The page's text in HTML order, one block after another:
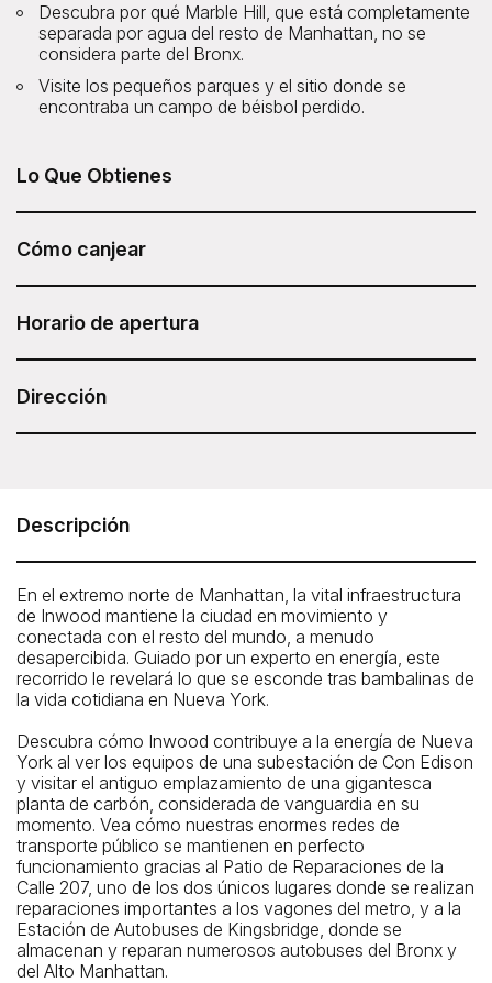
Descubra por qué Marble Hill, que está completamente
separada por agua del resto de Manhattan, no se
considera parte del Bronx.
Visite los pequeños parques y el sitio donde se
encontraba un campo de béisbol perdido.
Lo Que Obtienes
Tour, desde Untapped New York, está incluído no seu
Sesame Attraction Pass.
Cómo canjear
vaya a su cuenta para reservar su boleto.
Horario de apertura
Duración: 2,5 horas
Dirección
The group meets on the sidewalk at the exit of the
Dyckman St. 1 Train station (There is only one exit.)
Descripción
En el extremo norte de Manhattan, la vital infraestructura
de Inwood mantiene la ciudad en movimiento y
conectada con el resto del mundo, a menudo
desapercibida. Guiado por un experto en energía, este
recorrido le revelará lo que se esconde tras bambalinas de
la vida cotidiana en Nueva York.
Descubra cómo Inwood contribuye a la energía de Nueva
York al ver los equipos de una subestación de Con Edison
y visitar el antiguo emplazamiento de una gigantesca
planta de carbón, considerada de vanguardia en su
momento. Vea cómo nuestras enormes redes de
transporte público se mantienen en perfecto
funcionamiento gracias al Patio de Reparaciones de la
Calle 207, uno de los dos únicos lugares donde se realizan
reparaciones importantes a los vagones del metro, y a la
Estación de Autobuses de Kingsbridge, donde se
almacenan y reparan numerosos autobuses del Bronx y
del Alto Manhattan.